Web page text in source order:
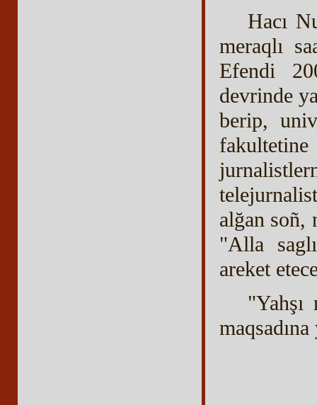
Hacı
meraqlı
Efendi
devrinde
berip,
alğan soñ,
"Alla
areket